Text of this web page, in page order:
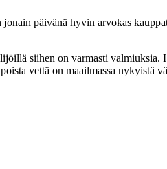
päivänä hyvin arvokas
siihen on varmasti valmiuksia.
vettä on maailmassa nykyistä